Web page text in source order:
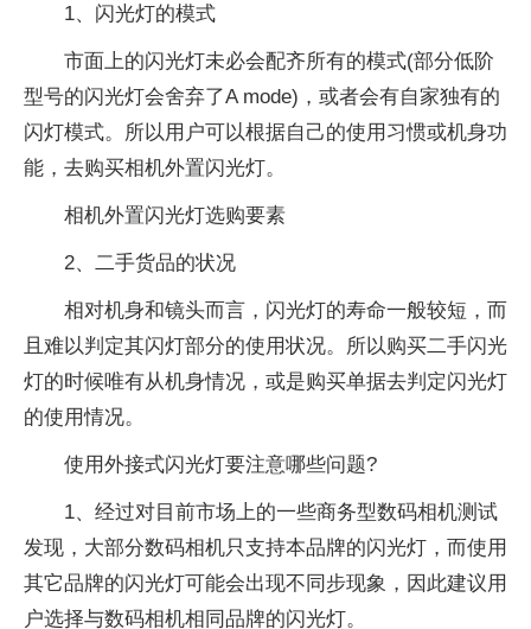
1、闪光灯的模式
市面上的闪光灯未必会配齐所有的模式(部分低阶
型号的闪光灯会舍弃了A mode)，或者会有自家独有的
闪灯模式。所以用户可以根据自己的使用习惯或机身功
能，去购买相机外置闪光灯。
相机外置闪光灯选购要素
2、二手货品的状况
相对机身和镜头而言，闪光灯的寿命一般较短，而
且难以判定其闪灯部分的使用状况。所以购买二手闪光
灯的时候唯有从机身情况，或是购买单据去判定闪光灯
的使用情况。
使用外接式闪光灯要注意哪些问题?
1、经过对目前市场上的一些商务型数码相机测试
发现，大部分数码相机只支持本品牌的闪光灯，而使用
其它品牌的闪光灯可能会出现不同步现象，因此建议用
户选择与数码相机相同品牌的闪光灯。